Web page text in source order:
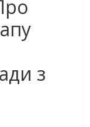
з